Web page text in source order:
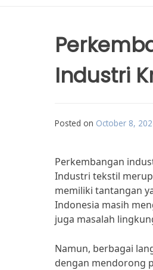
Industri
Posted on October 8,
Perkembangan
Industri tekstil
memiliki tantangan
Indonesia masih
juga masalah
Namun, berbagai
dengan mendorong